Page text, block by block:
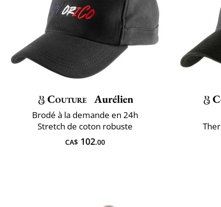
Couture Aurélien
Brodé à la demande en 24h
Stretch de coton robuste
CA$ 102.00